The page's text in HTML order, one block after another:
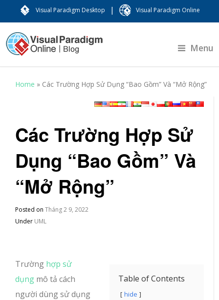
Visual Paradigm Desktop | Visual Paradigm Online
Menu
Home » Các Trường Hợp Sử Dụng “Bao Gồm” Và “Mở Rộng”
Các Trường Hợp Sử
Dụng “Bao Gồm” Và
“Mở Rộng”
Posted onTháng 2 9, 2022
Under UML
Table of Contents
hide
Trường hợp sử
dụng mô tả cách
người dùng sử dụng